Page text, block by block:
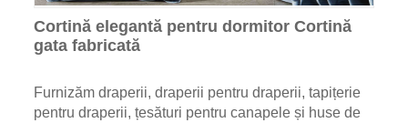
Cortină elegantă pentru dormitor Cortină
gata fabricată
Furnizăm draperii, draperii pentru draperii, tapițerie
pentru draperii, țesături pentru canapele și huse de